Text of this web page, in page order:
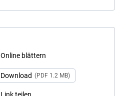
Online blättern
Download (PDF 1.2 MB)